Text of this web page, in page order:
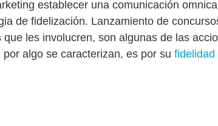
establecer una comunicación
de fidelización. Lanzamiento de
les involucren, son algunas de las
por algo se caracterizan, es por su fidelidad